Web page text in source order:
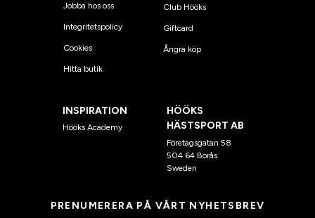
Jobba hos oss
Integritetspolicy
Cookies
Hitta butik
Club Hööks
Giftcard
Ångra köp
INSPIRATION
Hööks Academy
HÖÖKS
HÄSTSPORT AB
Företagsgatan 58
504 64 Borås
Sweden
PRENUMERERA PÅ VÅRT NYHETSBREV